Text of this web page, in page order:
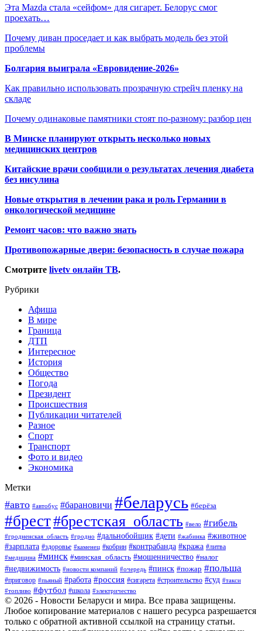
Эта Mazda стала «сейфом» для сигарет. Белорус смог
проехать…
Почему диван проседает и как выбрать модель без этой
проблемы
Болгария выиграла «Евровидение-2026»
Как правильно использовать прозрачную стрейч пленку на
складе
Почему одинаковые памятники стоят по-разному: разбор цен
В Минске планируют открыть несколько новых
медицинских центров
Китайские врачи сообщили о результатах лечения диабета
без инсулина
Новые открытия в лечении рака и роль Германии в
онкологической медицине
Ремонт часов: что важно знать
Противопожарные двери: безопасность в случае пожара
Смотрите livetv онлайн ТВ.
Рубрики
Афиша
В мире
Граница
ДТП
Интересное
История
Общество
Погода
Президент
Происшествия
Публикации читателей
Разное
Спорт
Транспорт
Фото и видео
Экономика
Метки
#авто #автобус #барановичи #беларусь #берёза
#брест#брестская_область #вело #гибель
#гродненская_область #гродно #дальнобойщик #дети #жабинка #животное
#зарплата #здоровье #каменец #кобрин #контрабанда #кража #литва
#медицина #минск #минская_область #мошенничество #налог
#недвижимость #новости компаний #очередь #пинск #пожар #польша
#приговор #пьяный #работа #россия #сигарета #строительство #суд #такси
#топливо #футбол #школа #электричество
© 2026 - Новости Беларуси и мира. Все права защищены.
Любое копирование материалов с нашего ресурса разрешается
только с обратной активной ссылкой на страницу статьи.